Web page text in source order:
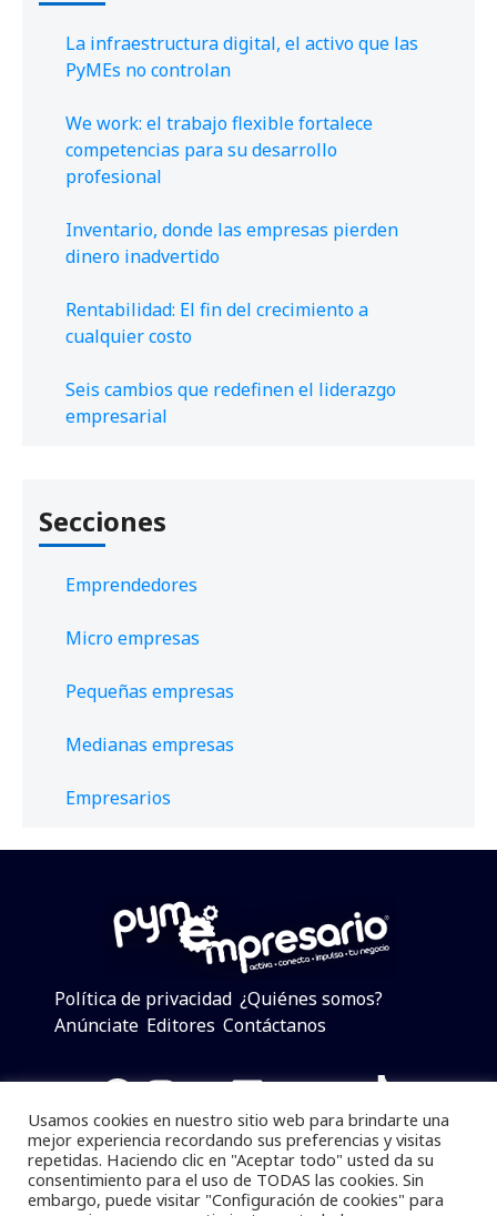
La infraestructura digital, el activo que las
PyMEs no controlan
We work: el trabajo flexible fortalece
competencias para su desarrollo
profesional
Inventario, donde las empresas pierden
dinero inadvertido
Rentabilidad: El fin del crecimiento a
cualquier costo
Seis cambios que redefinen el liderazgo
empresarial
Secciones
Emprendedores
Micro empresas
Pequeñas empresas
Medianas empresas
Empresarios
Política de privacidad ¿Quiénes somos?
Anúnciate Editores Contáctanos
Facebook
Instagram
Twitter
LinkedIn
Telegram
YouTube
TikTok
Pymempresario © 2025 Todos los derechos reservados.
Usamos cookies en nuestro sitio web para brindarte una
mejor experiencia recordando sus preferencias y visitas
repetidas. Haciendo clic en "Aceptar todo" usted da su
consentimiento para el uso de TODAS las cookies. Sin
embargo, puede visitar "Configuración de cookies" para